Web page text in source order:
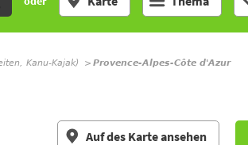
Kanu-Kajak) Provence-Alpes-Côte d'Azur
Auf des Karte ansehen